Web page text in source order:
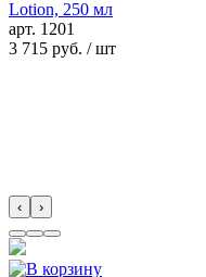
Lotion, 250 мл
арт. 1201
3 715 руб. / шт
‹ ›